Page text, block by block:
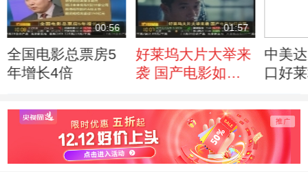
00:56
全国电影总票房5
年增长4倍
01:57
好莱坞大片大举来
袭 国产电影如何
中美
口好